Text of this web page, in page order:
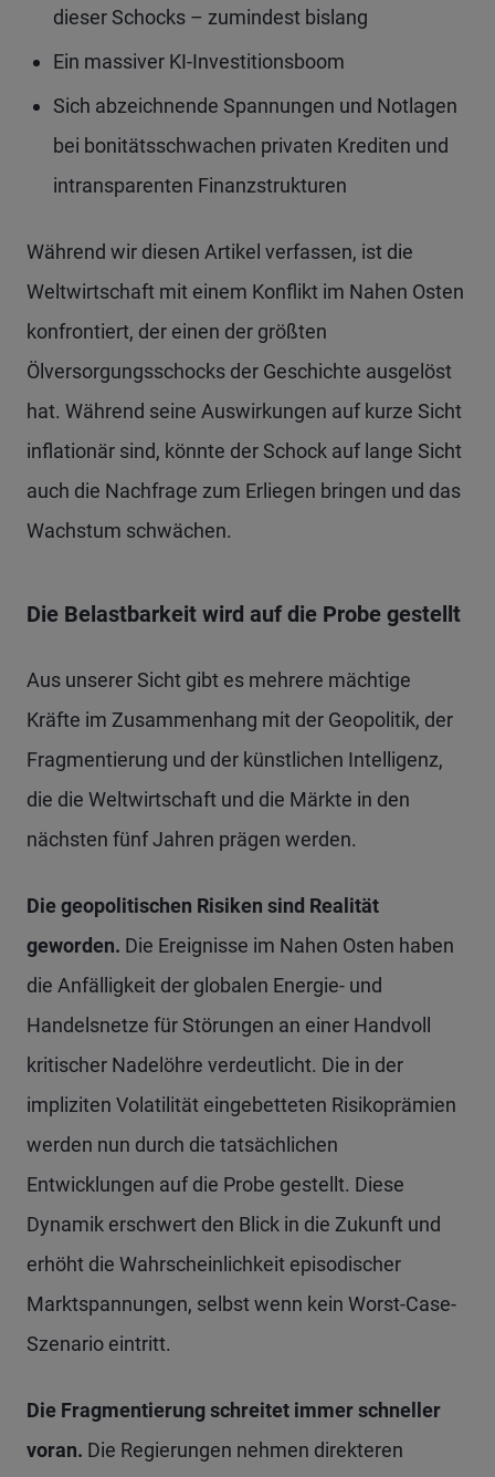
dieser Schocks – zumindest bislang
Ein massiver KI-Investitionsboom
Sich abzeichnende Spannungen und Notlagen
bei bonitätsschwachen privaten Krediten und
intransparenten Finanzstrukturen
Während wir diesen Artikel verfassen, ist die
Weltwirtschaft mit einem Konflikt im Nahen Osten
konfrontiert, der einen der größten
Ölversorgungsschocks der Geschichte ausgelöst
hat. Während seine Auswirkungen auf kurze Sicht
inflationär sind, könnte der Schock auf lange Sicht
auch die Nachfrage zum Erliegen bringen und das
Wachstum schwächen.
Die Belastbarkeit wird auf die Probe gestellt
Aus unserer Sicht gibt es mehrere mächtige
Kräfte im Zusammenhang mit der Geopolitik, der
Fragmentierung und der künstlichen Intelligenz,
die die Weltwirtschaft und die Märkte in den
nächsten fünf Jahren prägen werden.
Die geopolitischen Risiken sind Realität
geworden. Die Ereignisse im Nahen Osten haben
die Anfälligkeit der globalen Energie- und
Handelsnetze für Störungen an einer Handvoll
kritischer Nadelöhre verdeutlicht. Die in der
impliziten Volatilität eingebetteten Risikoprämien
werden nun durch die tatsächlichen
Entwicklungen auf die Probe gestellt. Diese
Dynamik erschwert den Blick in die Zukunft und
erhöht die Wahrscheinlichkeit episodischer
Marktspannungen, selbst wenn kein Worst-Case-
Szenario eintritt.
Die Fragmentierung schreitet immer schneller
voran. Die Regierungen nehmen direkteren